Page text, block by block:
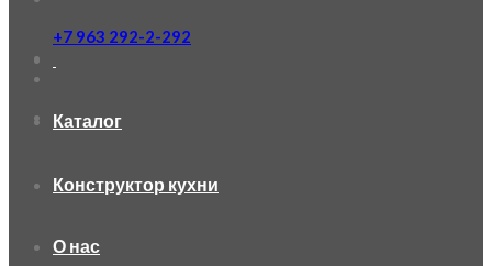
+7 963 292-2-292
Каталог
Конструктор кухни
О нас